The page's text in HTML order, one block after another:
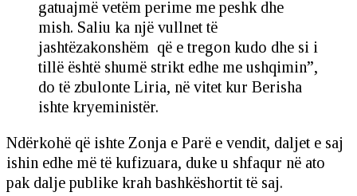
gatuajmë vetëm perime me peshk dhe
mish. Saliu ka një vullnet të
jashtëzakonshëm që e tregon kudo dhe si i
tillë është shumë strikt edhe me ushqimin”,
do të zbulonte Liria, në vitet kur Berisha
ishte kryeministër.
Ndërkohë që ishte Zonja e Parë e vendit, daljet e saj
ishin edhe më të kufizuara, duke u shfaqur në ato
pak dalje publike krah bashkëshortit të saj.